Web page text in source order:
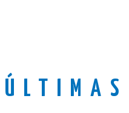
ÚLTIMAS